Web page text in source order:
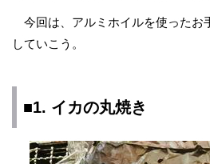
今回は、アルミホイルを使ったお
していこう。
■1. イカの丸焼き